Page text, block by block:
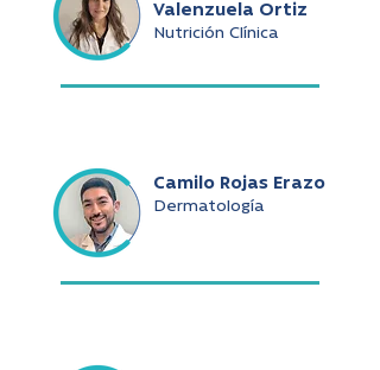
Valenzuela Ortiz
Nutrición Clínica
Camilo Rojas Erazo
Dermatología